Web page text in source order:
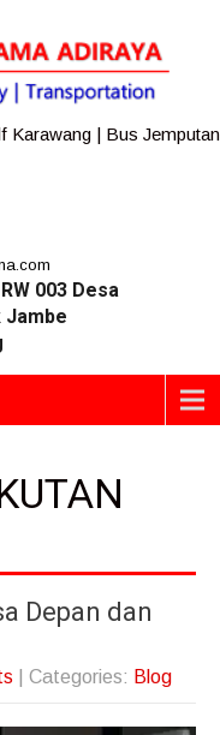
Karawang | Bus Jemputan
003 Desa
Jambe
Depan dan
| Categories: Blog